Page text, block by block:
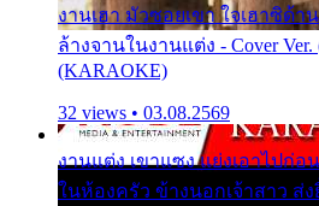
งานเฮา มัวซอยเขา ใจเฮาซิด้
ล้างจานในงานแต่ง - Cover
(KARAOKE)
32 views • 03.08.2569
งานแต่ง เขาแซง แย่งเอาไปก่
ในห้องครัว ข้างนอกเจ้าสาว ส่